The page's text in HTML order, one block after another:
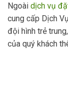
Ngoài dịch vụ
cung cấp Dịch
đội hình trẻ
của quý khách